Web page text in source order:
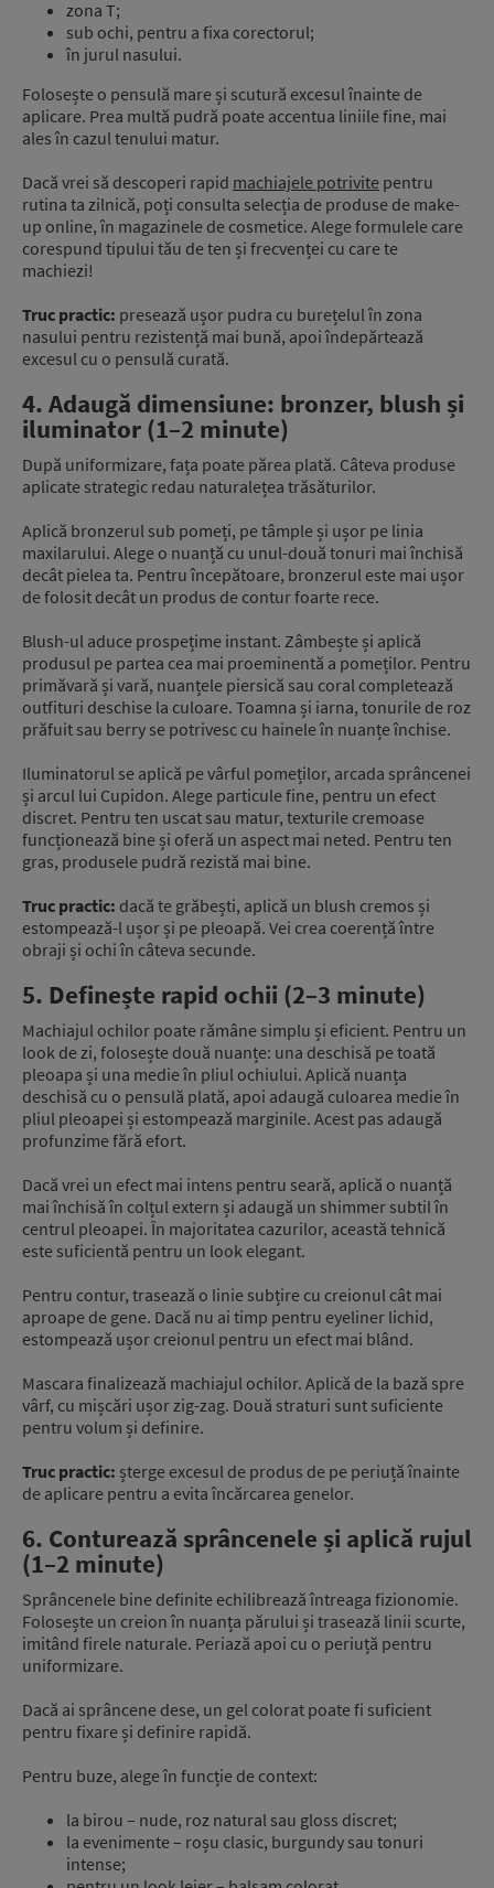
zona T;
sub ochi, pentru a fixa corectorul;
în jurul nasului.
Folosește o pensulă mare și scutură excesul înainte de
aplicare. Prea multă pudră poate accentua liniile fine, mai
ales în cazul tenului matur.
Dacă vrei să descoperi rapid machiajele potrivite pentru
rutina ta zilnică, poți consulta selecția de produse de make-
up online, în magazinele de cosmetice. Alege formulele care
corespund tipului tău de ten și frecvenței cu care te
machiezi!
Truc practic: presează ușor pudra cu burețelul în zona
nasului pentru rezistență mai bună, apoi îndepărtează
excesul cu o pensulă curată.
4. Adaugă dimensiune: bronzer, blush și
iluminator (1–2 minute)
După uniformizare, fața poate părea plată. Câteva produse
aplicate strategic redau naturalețea trăsăturilor.
Aplică bronzerul sub pomeți, pe tâmple și ușor pe linia
maxilarului. Alege o nuanță cu unul-două tonuri mai închisă
decât pielea ta. Pentru începătoare, bronzerul este mai ușor
de folosit decât un produs de contur foarte rece.
Blush-ul aduce prospețime instant. Zâmbește și aplică
produsul pe partea cea mai proeminentă a pomeților. Pentru
primăvară și vară, nuanțele piersică sau coral completează
outfituri deschise la culoare. Toamna și iarna, tonurile de roz
prăfuit sau berry se potrivesc cu hainele în nuanțe închise.
Iluminatorul se aplică pe vârful pomeților, arcada sprâncenei
și arcul lui Cupidon. Alege particule fine, pentru un efect
discret. Pentru ten uscat sau matur, texturile cremoase
funcționează bine și oferă un aspect mai neted. Pentru ten
gras, produsele pudră rezistă mai bine.
Truc practic: dacă te grăbești, aplică un blush cremos și
estompează-l ușor și pe pleoapă. Vei crea coerență între
obraji și ochi în câteva secunde.
5. Definește rapid ochii (2–3 minute)
Machiajul ochilor poate rămâne simplu și eficient. Pentru un
look de zi, folosește două nuanțe: una deschisă pe toată
pleoapa și una medie în pliul ochiului. Aplică nuanța
deschisă cu o pensulă plată, apoi adaugă culoarea medie în
pliul pleoapei și estompează marginile. Acest pas adaugă
profunzime fără efort.
Dacă vrei un efect mai intens pentru seară, aplică o nuanță
mai închisă în colțul extern și adaugă un shimmer subtil în
centrul pleoapei. În majoritatea cazurilor, această tehnică
este suficientă pentru un look elegant.
Pentru contur, trasează o linie subțire cu creionul cât mai
aproape de gene. Dacă nu ai timp pentru eyeliner lichid,
estompează ușor creionul pentru un efect mai blând.
Mascara finalizează machiajul ochilor. Aplică de la bază spre
vârf, cu mișcări ușor zig-zag. Două straturi sunt suficiente
pentru volum și definire.
Truc practic: șterge excesul de produs de pe periuță înainte
de aplicare pentru a evita încărcarea genelor.
6. Conturează sprâncenele și aplică rujul
(1–2 minute)
Sprâncenele bine definite echilibrează întreaga fizionomie.
Folosește un creion în nuanța părului și trasează linii scurte,
imitând firele naturale. Periază apoi cu o periuță pentru
uniformizare.
Dacă ai sprâncene dese, un gel colorat poate fi suficient
pentru fixare și definire rapidă.
Pentru buze, alege în funcție de context:
la birou – nude, roz natural sau gloss discret;
la evenimente – roșu clasic, burgundy sau tonuri
intense;